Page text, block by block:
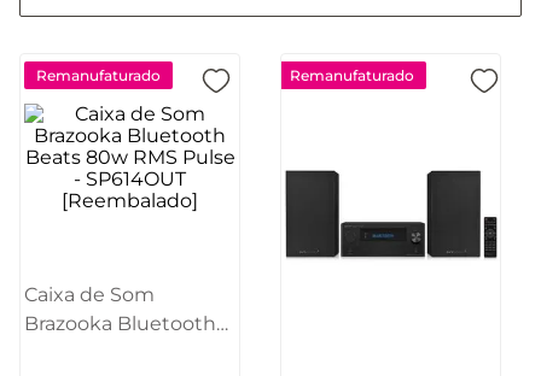
Remanufaturado
Caixa de Som
Brazooka Bluetooth
Remanufaturado